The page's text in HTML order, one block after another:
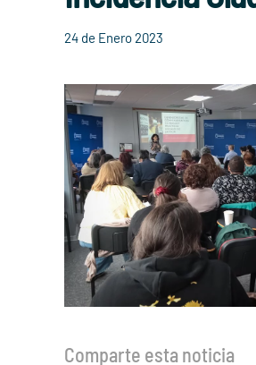
24 de Enero 2023
Comparte esta noticia